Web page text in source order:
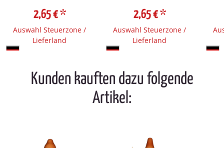
2,65 €*
Auswahl Steuerzone /
Lieferland
2,65 €*
Auswahl Steuerzone /
Lieferland
Kunden kauften dazu folgende
Artikel: